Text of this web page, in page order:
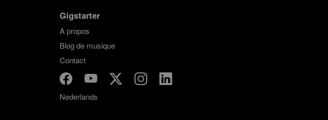
Gigstarter
A propos
Blog de musique
Contact
Nederlands